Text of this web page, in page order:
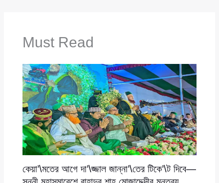
Must Read
কেয়া’\মতের আগে দা’\জ্জাল জান্না’\তের টিকে’\ট দিবে—